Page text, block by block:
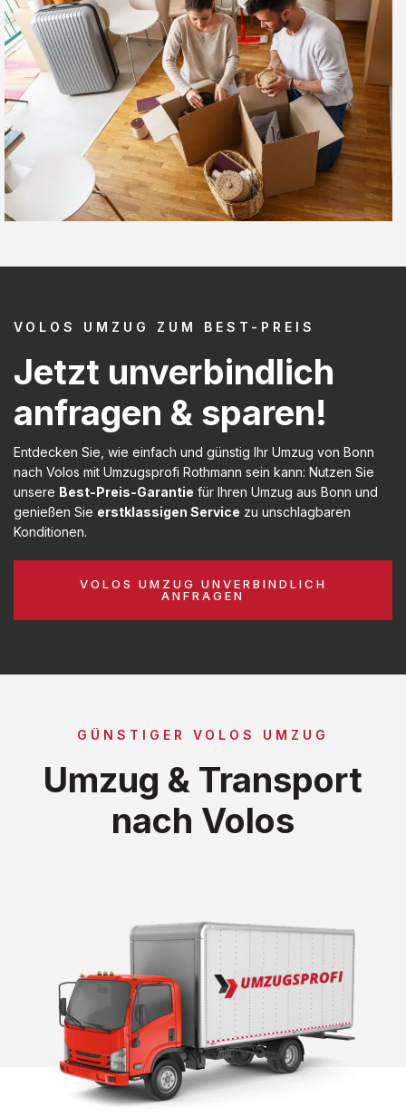
VOLOS UMZUG ZUM BEST-PREIS
Jetzt unverbindlich
anfragen & sparen!
Entdecken Sie, wie einfach und günstig Ihr Umzug von Bonn
nach Volos mit Umzugsprofi Rothmann sein kann: Nutzen Sie
unsere Best-Preis-Garantie für Ihren Umzug aus Bonn und
genießen Sie erstklassigen Service zu unschlagbaren
Konditionen.
VOLOS UMZUG UNVERBINDLICH
ANFRAGEN
GÜNSTIGER VOLOS UMZUG
Umzug & Transport
nach Volos